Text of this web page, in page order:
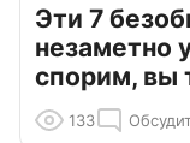
Эти 7
незаметно
спорим, вы
133